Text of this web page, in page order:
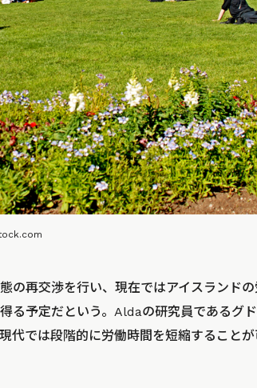
の再交渉を行い、現在ではアイスランド
る予定だという。Aldaの研究員であるグ
代では段階的に労働時間を短縮すること